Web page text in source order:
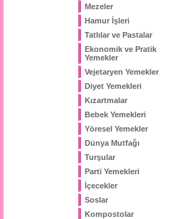
Mezeler
Hamur İşleri
Tatlılar ve Pastalar
Ekonomik ve Pratik
Yemekler
Vejetaryen Yemekler
Diyet Yemekleri
Kızartmalar
Bebek Yemekleri
Yöresel Yemekler
Dünya Mutfağı
Turşular
Parti Yemekleri
İçecekler
Soslar
Kompostolar